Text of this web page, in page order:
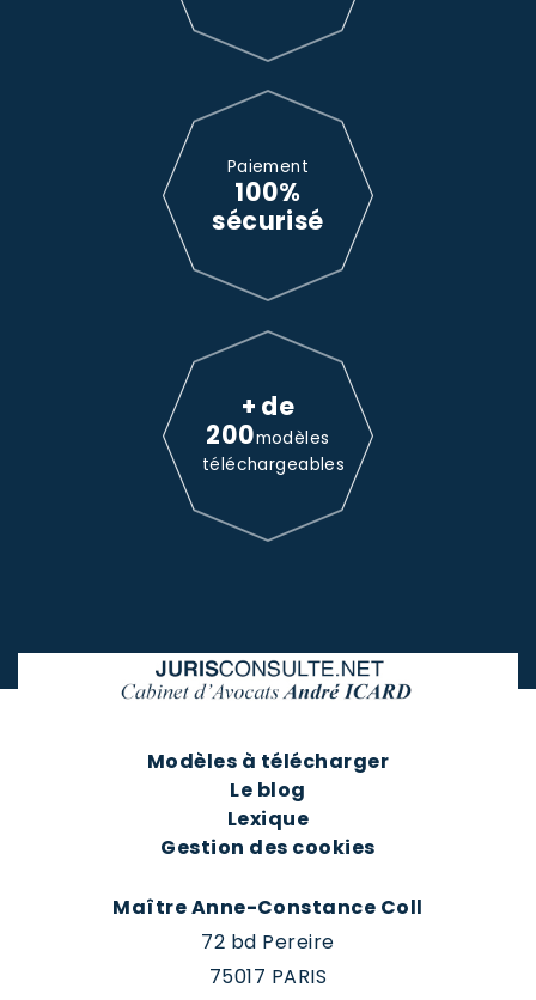
Paiement
100%
sécurisé
+ de
200modèles
téléchargeables
Modèles à télécharger
Le blog
Lexique
Gestion des cookies
Maître Anne-Constance Coll
72 bd Pereire
75017 PARIS